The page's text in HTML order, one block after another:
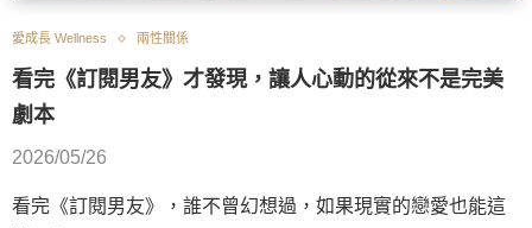
愛成長 Wellness 兩性關係
看完《訂閱男友》才發現，讓人心動的從來不是完美
劇本
2026/05/26
看完《訂閱男友》，誰不曾幻想過，如果現實的戀愛也能這